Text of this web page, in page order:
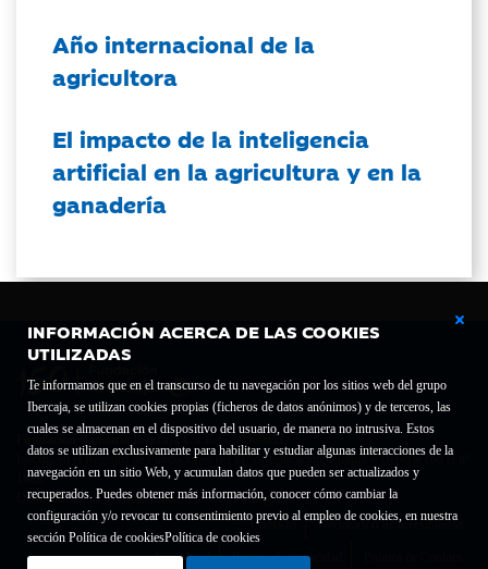
INFORMACIÓN ACERCA DE LAS COOKIES
UTILIZADAS
Te informamos que en el transcurso de tu navegación por los sitios web del grupo
Ibercaja, se utilizan cookies propias (ficheros de datos anónimos) y de terceros, las
cuales se almacenan en el dispositivo del usuario, de manera no intrusiva. Estos
datos se utilizan exclusivamente para habilitar y estudiar algunas interacciones de la
navegación en un sitio Web, y acumulan datos que pueden ser actualizados y
recuperados. Puedes obtener más información, conocer cómo cambiar la
configuración y/o revocar tu consentimiento previo al empleo de cookies, en nuestra
sección Política de cookiesPolítica de cookies
Año internacional de la
agricultora
El impacto de la inteligencia
artificial en la agricultura y en la
ganadería
Fundación Bancaria Ibercaja C.I.F. G-50000652.
Inscrita en el Registro de Fundaciones del Mº de Educación, Cultura y Deporte con el nº
1689.
Domicilio social: Joaquín Costa, 13. 50001 Zaragoza.
Contacto
Declaración de accesibilidad
Aviso legal Política de privacidad